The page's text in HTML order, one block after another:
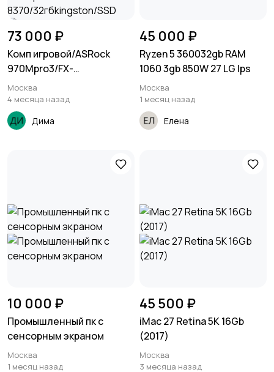
73 000 ₽
Комп игровой/ASRock
970Mpro3/FX-
8370/32гбkingston/SSD
Москва
4 месяца назад
Дима
45 000 ₽
Ryzen 5 360032gb RAM
1060 3gb 850W 27 LG Ips
Москва
1 месяц назад
Елена
10 000 ₽
Промышленный пк с
сенсорным экраном
Москва
1 месяц назад
45 500 ₽
iMac 27 Retina 5K 16Gb
(2017)
Москва
3 месяца назад